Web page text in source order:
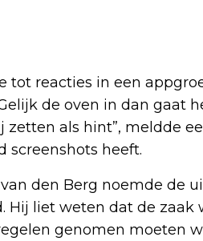
tot reacties in een
de oven in dan gaat
zetten als hint”, meldde
screenshots heeft.
den Berg noemde de
Hij liet weten dat de zaak
genomen moeten